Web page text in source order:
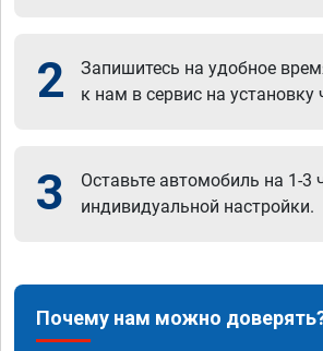
2
Запишитесь на удобное
к нам в сервис на установку
3
Оставьте автомобиль на 1-3
индивидуальной настройки.
Почему нам можно